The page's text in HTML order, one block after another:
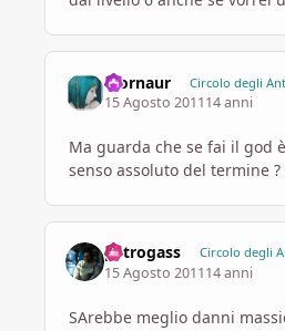
Mornaur Circolo degli
15 Agosto 201114 anni
Ma guarda che se fai il god
senso assoluto del termine
petrogass Circolo degli
15 Agosto 201114 anni
SArebbe meglio danni